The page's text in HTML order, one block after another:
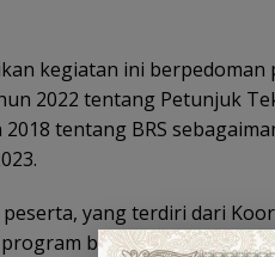
kegiatan ini
2022 tentang Petunjuk
tentang BRS
yang terdiri dari
bantuan